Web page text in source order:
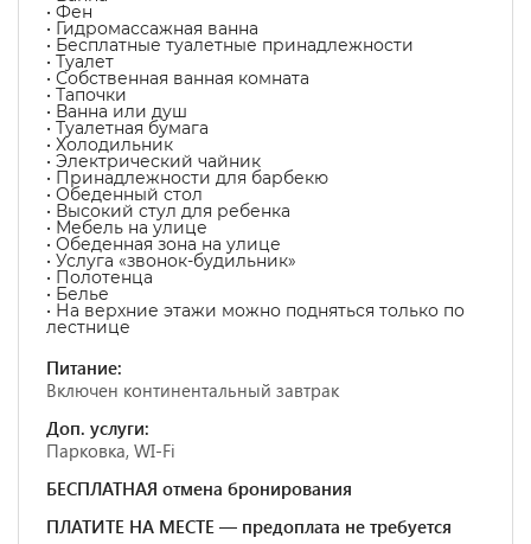
• Фен
• Гидромассажная ванна
• Бесплатные туалетные принадлежности
• Туалет
• Собственная ванная комната
• Тапочки
• Ванна или душ
• Туалетная бумага
• Холодильник
• Электрический чайник
• Принадлежности для барбекю
• Обеденный стол
• Высокий стул для ребенка
• Мебель на улице
• Обеденная зона на улице
• Услуга «звонок-будильник»
• Полотенца
• Белье
• На верхние этажи можно подняться только по
лестнице
Питание:
Включен континентальный завтрак
Доп. услуги:
Парковка, WI-Fi
БЕСПЛАТНАЯ отмена бронирования
ПЛАТИТЕ НА МЕСТЕ — предоплата не требуется